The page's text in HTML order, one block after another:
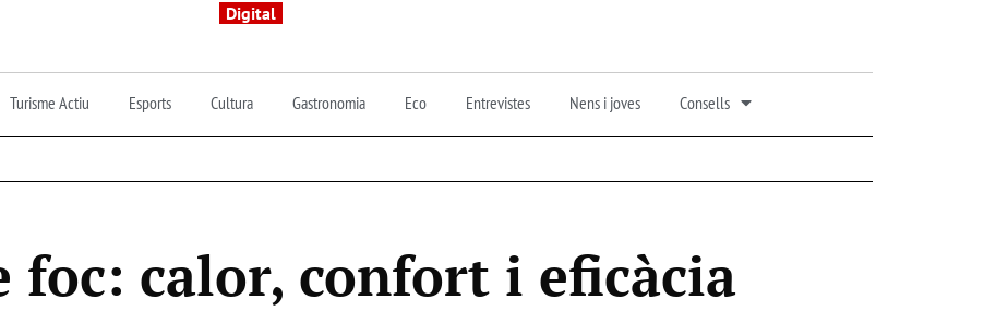
Digital
Turisme Actiu Esports Cultura Gastronomia Eco Entrevistes Nens i joves Consells
foc: calor, confort i eficàcia